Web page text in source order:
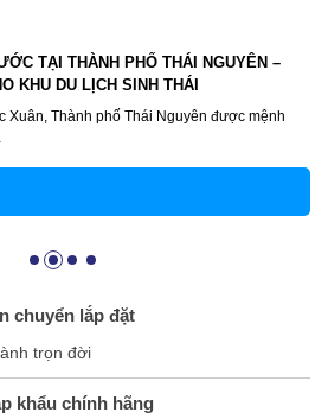
TẠI THÀNH PHỐ THÁI NGUYÊN –
KHU DU LỊCH SINH THÁI
Xuân, Thành phố Thái Nguyên được mệnh
chuyển lắp đặt
trọn đời
khẩu chính hãng